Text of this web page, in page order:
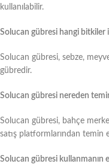
kullanılabilir.
Solucan gübresi hangi bitkiler
Solucan gübresi, sebze,
gübredir.
Solucan gübresi nereden
Solucan gübresi, bahçe
satış platformlarından temin
Solucan gübresi kullanmanın